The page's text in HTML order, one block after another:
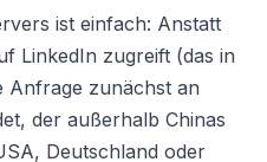
ist einfach: Anstatt
LinkedIn zugreift (das in
Anfrage zunächst an
der außerhalb Chinas
Deutschland oder